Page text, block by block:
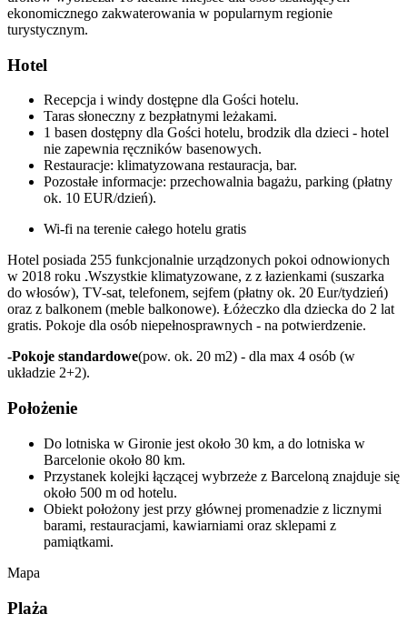
ekonomicznego zakwaterowania w popularnym regionie
turystycznym.
Hotel
Recepcja i windy dostępne dla Gości hotelu.
Taras słoneczny z bezpłatnymi leżakami.
1 basen dostępny dla Gości hotelu, brodzik dla dzieci - hotel
nie zapewnia ręczników basenowych.
Restauracje: klimatyzowana restauracja, bar.
Pozostałe informacje: przechowalnia bagażu, parking (płatny
ok. 10 EUR/dzień).
Wi-fi na terenie całego hotelu gratis
Hotel posiada 255 funkcjonalnie urządzonych pokoi odnowionych
w 2018 roku .Wszystkie klimatyzowane, z z łazienkami (suszarka
do włosów), TV-sat, telefonem, sejfem (płatny ok. 20 Eur/tydzień)
oraz z balkonem (meble balkonowe). Łóżeczko dla dziecka do 2 lat
gratis. Pokoje dla osób niepełnosprawnych - na potwierdzenie.
-Pokoje standardowe(pow. ok. 20 m2) - dla max 4 osób (w
układzie 2+2).
Położenie
Do lotniska w Gironie jest około 30 km, a do lotniska w
Barcelonie około 80 km.
Przystanek kolejki łączącej wybrzeże z Barceloną znajduje się
około 500 m od hotelu.
Obiekt położony jest przy głównej promenadzie z licznymi
barami, restauracjami, kawiarniami oraz sklepami z
pamiątkami.
Mapa
Plaża